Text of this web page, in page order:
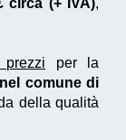
circa (+ IVA),
per la
comune di
della qualità